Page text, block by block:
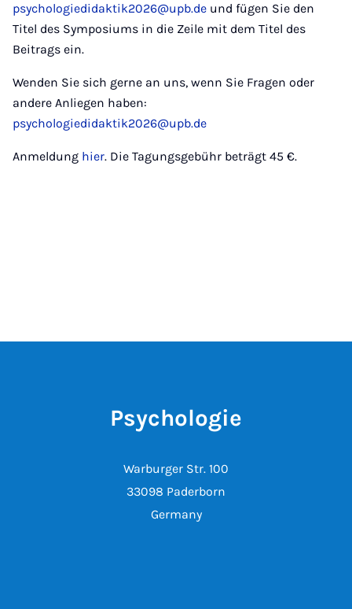
psychologiedidaktik2026@upb.de und fügen Sie den
Titel des Symposiums in die Zeile mit dem Titel des
Beitrags ein.
Wenden Sie sich gerne an uns, wenn Sie Fragen oder
andere Anliegen haben:
psychologiedidaktik2026@upb.de
Anmeldung hier. Die Tagungsgebühr beträgt 45 €.
Psychologie
Warburger Str. 100
33098 Paderborn
Germany